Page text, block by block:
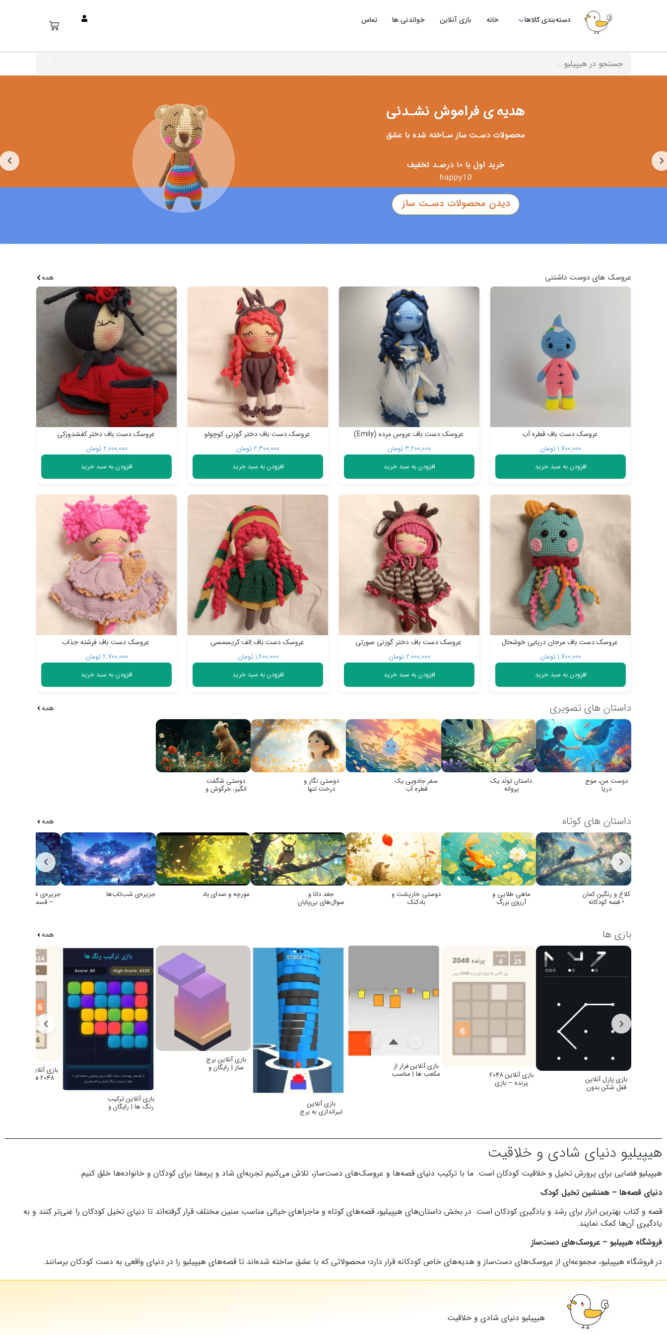
دسته‌بندی کالاها خانه بازی آنلاین خواندنی ها تماس
عروسک های دوست داشتنی همه
عروسک دست باف قطره آب
1,700,000 تومان
افزودن به سبد خرید
عروسک دست باف عروس مرده (Emily)
3,200,000 تومان
افزودن به سبد خرید
عروسک دست باف دختر گوزنی کوچولو
2,300,000 تومان
افزودن به سبد خرید
عروسک دست باف دختر کفشدوزکی
2,000,000 تومان
افزودن به سبد خرید
عروسک دست باف مرجان دریایی خوشحال
1,700,000 تومان
افزودن به سبد خرید
عروسک دست باف دختر گوزنی صورتی
2,000,000 تومان
افزودن به سبد خرید
عروسک دست باف اِلف کریسمسی
1,600,000 تومان
افزودن به سبد خرید
عروسک دست باف فرشته جذاب
2,700,000 تومان
افزودن به سبد خرید
داستان های تصویری همه
دوست من، موج
دریا
داستان تولد یک
پروانه
سفر جادویی یک
قطره آب
دوستی نگار و
درخت تنها
دوستی شگفت
انگیز، خرگوش و
خرس مهربون
داستان های کوتاه همه
کلاغ و رنگین کمان
• قصه کودکانه
ماهی طلایی و
آرزوی بزرگ
دوستی خارپشت و
بادکنک
جغد دانا و
سوال‌های بی‌پایان
مورچه و صدای باد جزیره‌ی شب‌تاب‌ها جزیره‌ی شب‌تاب‌ها
– قسمت دوم
بازی ها همه
بازی پازل آنلاین
قفل شکن بدون
بازی آنلاین 2048
پرنده – بازی
گوشی رایگان
بازی آنلاین فرار از
مکعب ها | مناسب
بازی آنلاین
تیراندازی به برج‌
بازی آنلاین برج
ساز | رایگان و
بازی آنلاین ترکیب
رنگ ها | رایگان و
بازی آنلاین فکری
2048 فارسی |
هیپیلیو دنیای شادی و خلاقیت
هیپیلیو فضایی برای پرورش تخیل و خلاقیت کودکان است. ما با ترکیب دنیای قصه‌ها و عروسک‌های دست‌ساز، تلاش می‌کنیم تجربه‌ای شاد و پرمعنا برای کودکان و خانواده‌ها خلق کنیم.
دنیای قصه‌ها – همنشین تخیل کودک
قصه و کتاب بهترین ابزار برای رشد و یادگیری کودکان است. در بخش داستان‌های هیپیلیو، قصه‌های کوتاه و ماجراهای خیالی مناسب سنین مختلف قرار گرفته‌اند تا دنیای تخیل کودکان را غنی‌تر کنند و به
یادگیری آن‌ها کمک نمایند.
فروشگاه هیپیلیو – عروسک‌های دست‌ساز
در فروشگاه هیپیلیو، مجموعه‌ای از عروسک‌های دست‌ساز و هدیه‌های خاص کودکانه قرار دارد؛ محصولاتی که با عشق ساخته شده‌اند تا قصه‌های هیپیلیو را در دنیای واقعی به دست کودکان برسانند.
هیپیلیو دنیای شادی و خلاقیت